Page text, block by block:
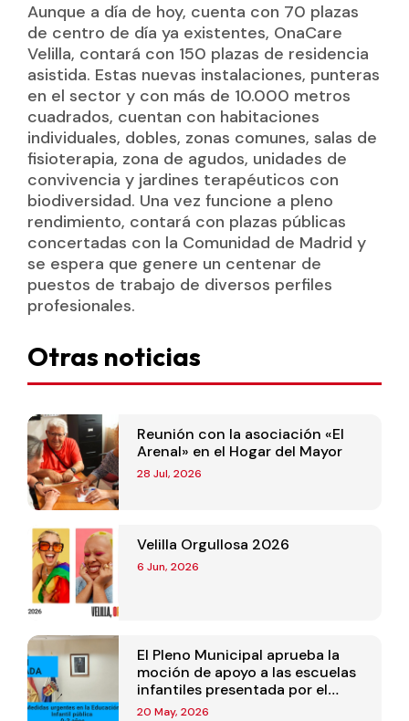
Aunque a día de hoy, cuenta con 70 plazas
de centro de día ya existentes, OnaCare
Velilla, contará con 150 plazas de residencia
asistida. Estas nuevas instalaciones, punteras
en el sector y con más de 10.000 metros
cuadrados, cuentan con habitaciones
individuales, dobles, zonas comunes, salas de
fisioterapia, zona de agudos, unidades de
convivencia y jardines terapéuticos con
biodiversidad. Una vez funcione a pleno
rendimiento, contará con plazas públicas
concertadas con la Comunidad de Madrid y
se espera que genere un centenar de
puestos de trabajo de diversos perfiles
profesionales.
Otras noticias
Reunión con la asociación «El
Arenal» en el Hogar del Mayor
28 Jul, 2026
Velilla Orgullosa 2026
6 Jun, 2026
El Pleno Municipal aprueba la
moción de apoyo a las escuelas
infantiles presentada por el
Equipo de Gobierno
20 May, 2026